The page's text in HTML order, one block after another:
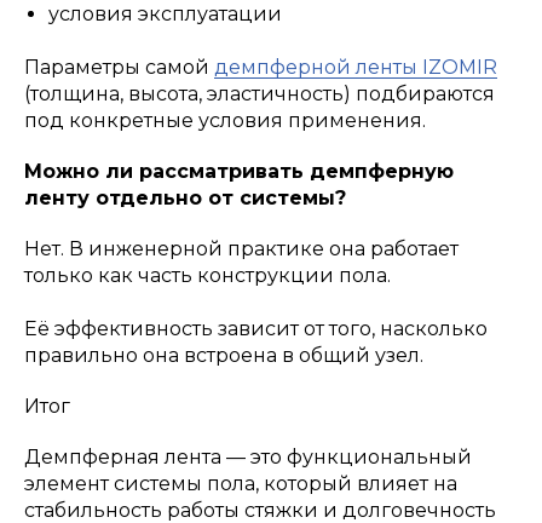
условия эксплуатации
Параметры самой демпферной ленты IZOMIR
(толщина, высота, эластичность) подбираются
под конкретные условия применения.
Можно ли рассматривать демпферную
ленту отдельно от системы?
Нет. В инженерной практике она работает
только как часть конструкции пола.
Её эффективность зависит от того, насколько
правильно она встроена в общий узел.
Итог
Демпферная лента — это функциональный
элемент системы пола, который влияет на
стабильность работы стяжки и долговечность